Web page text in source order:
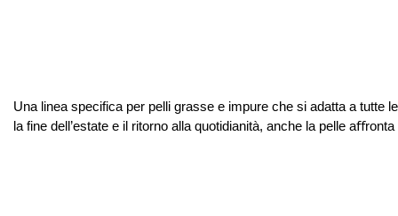
Una linea specifica per pelli grasse e impure che si adatta a tutte
la fine dell’estate e il ritorno alla quotidianità, anche la pelle